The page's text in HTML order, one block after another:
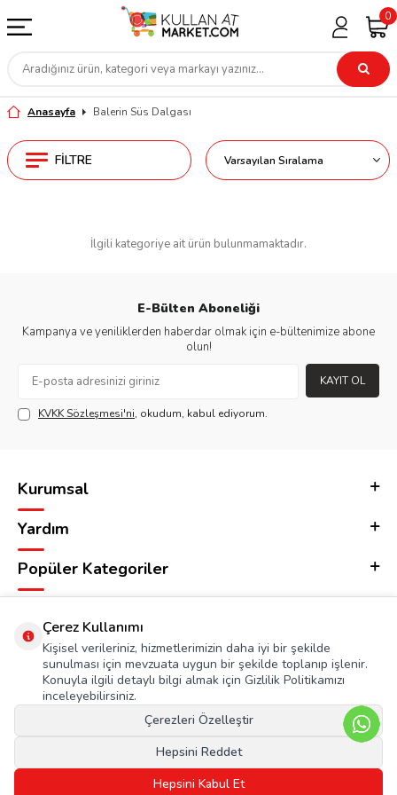
0
Anasayfa Balerin Süs Dalgası
FILTRE
İlgili kategoriye ait ürün bulunmamaktadır.
E-Bülten Aboneliği
Kampanya ve yeniliklerden haberdar olmak için e-bültenimize abone
olun!
KAYIT OL
KVKK Sözleşmesi'ni, okudum, kabul ediyorum.
Kurumsal
Yardım
Popüler Kategoriler
Çerez Kullanımı
Kişisel verileriniz, hizmetlerimizin daha iyi bir şekilde
sunulması için mevzuata uygun bir şekilde toplanıp işlenir.
Konuyla ilgili detaylı bilgi almak için Gizlilik Politikamızı
inceleyebilirsiniz.
Çerezleri Özelleştir
Hepsini Reddet
Hepsini Kabul Et